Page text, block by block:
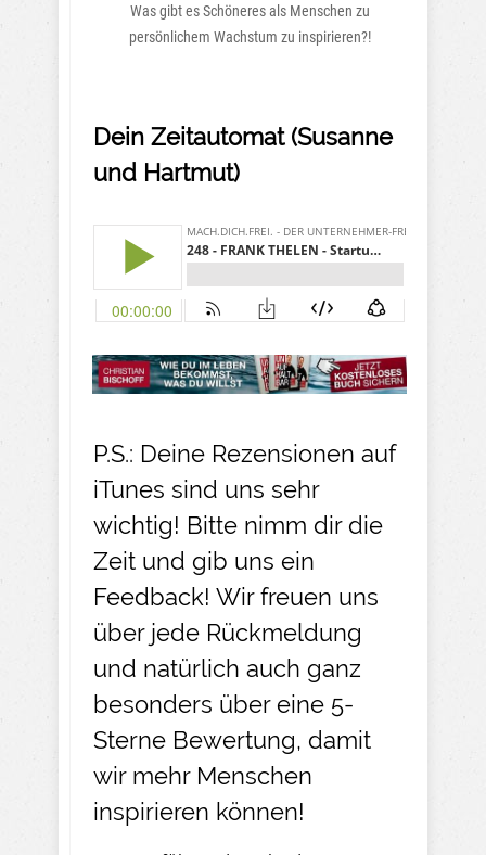
Was gibt es Schöneres als Menschen zu
persönlichem Wachstum zu inspirieren?!
Dein Zeitautomat (Susanne
und Hartmut)
P.S.: Deine Rezensionen auf
iTunes sind uns sehr
wichtig! Bitte nimm dir die
Zeit und gib uns ein
Feedback! Wir freuen uns
über jede Rückmeldung
und natürlich auch ganz
besonders über eine 5-
Sterne Bewertung, damit
wir mehr Menschen
inspirieren können!